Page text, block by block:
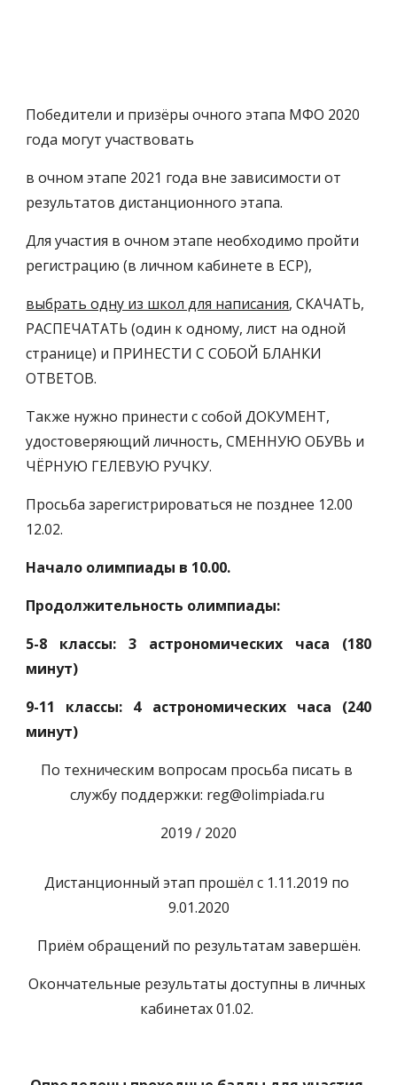
Победители и призёры очного этапа МФО 2020
года могут участвовать
в очном этапе 2021 года вне зависимости от
результатов дистанционного этапа.
Для участия в очном этапе необходимо пройти
регистрацию (в личном кабинете в ЕСР),
выбрать одну из школ для написания, СКАЧАТЬ,
РАСПЕЧАТАТЬ (один к одному, лист на одной
странице) и ПРИНЕСТИ С СОБОЙ БЛАНКИ
ОТВЕТОВ.
Также нужно принести с собой ДОКУМЕНТ,
удостоверяющий личность, СМЕННУЮ ОБУВЬ и
ЧЁРНУЮ ГЕЛЕВУЮ РУЧКУ.
Просьба зарегистрироваться не позднее 12.00
12.02.
Начало олимпиады в 10.00.
Продолжительность олимпиады:
5-8 классы: 3 астрономических часа (180
минут)
9-11 классы: 4 астрономических часа (240
минут)
По техническим вопросам просьба писать в
службу поддержки: reg@olimpiada.ru
2019 / 2020
Дистанционный этап прошёл с 1.11.2019 по
9.01.2020
Приём обращений по результатам завершён.
Окончательные результаты доступны в личных
кабинетах 01.02.